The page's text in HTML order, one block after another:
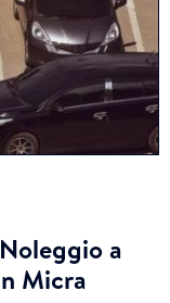
a
Micra